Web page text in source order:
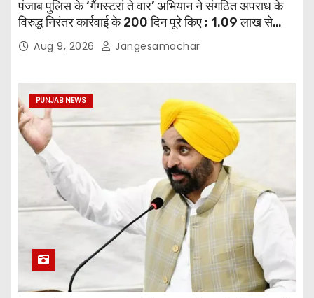
पंजाब पुलिस के ‘गैंगस्टरां ते वार’ अभियान ने संगठित अपराध के
विरुद्ध निरंतर कार्रवाई के 200 दिन पूरे किए ; 1.09 लाख से
अधिक छापेमारियाँ कीं, 1,532 घोषित अपराधी गिरफ़्तार किए
Aug 9, 2026 Jangesamachar
PUNJAB NEWS